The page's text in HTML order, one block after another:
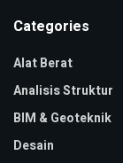
Categories
Alat Berat
Analisis Struktur
BIM & Geoteknik
Desain